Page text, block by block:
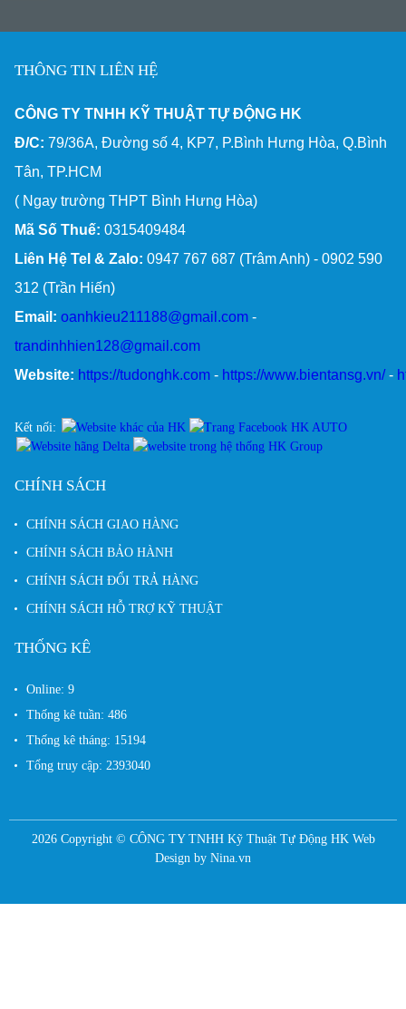
THÔNG TIN LIÊN HỆ
CÔNG TY TNHH KỸ THUẬT TỰ ĐỘNG HK
Đ/C:79/36A, Đường số 4, KP7, P.Bình Hưng Hòa, Q.Bình
Tân, TP.HCM
( Ngay trường THPT Bình Hưng Hòa)
Mã Số Thuế:0315409484
Liên Hệ Tel & Zalo:0947 767 687 (Trâm Anh) - 0902 590
312 (Trần Hiến)
Email:oanhkieu211188@gmail.com -
trandinhhien128@gmail.com
Website: https://tudonghk.com - https://www.bientansg.vn/ -
Kết nối:
CHÍNH SÁCH
CHÍNH SÁCH GIAO HÀNG
CHÍNH SÁCH BẢO HÀNH
CHÍNH SÁCH ĐỔI TRẢ HÀNG
CHÍNH SÁCH HỖ TRỢ KỸ THUẬT
THỐNG KÊ
Online:9
Thống kê tuần:486
Thống kê tháng: 15194
Tổng truy cập:2393040
2026 Copyright © CÔNG TY TNHH Kỹ Thuật Tự Động HKWeb
Design by Nina.vn